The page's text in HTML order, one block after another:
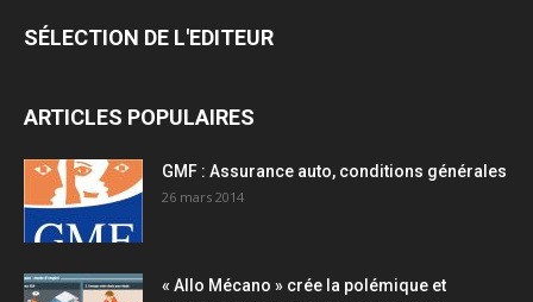
SÉLECTION DE L'EDITEUR
ARTICLES POPULAIRES
GMF : Assurance auto, conditions générales
26 mars 2014
« Allo Mécano » crée la polémique et